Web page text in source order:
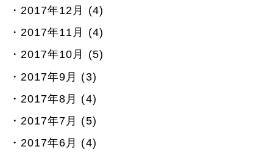
2017年12月 (4)
2017年11月 (4)
2017年10月 (5)
2017年9月 (3)
2017年8月 (4)
2017年7月 (5)
2017年6月 (4)